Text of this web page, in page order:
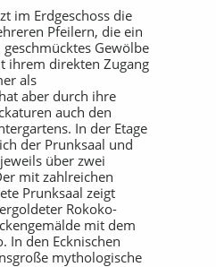
im Erdgeschoss die
Pfeilern, die ein
Gewölbe
ihrem direkten Zugang
als
aber durch ihre
auch den
In der Etage
der Prunksaal und
über zwei
mit zahlreichen
Prunksaal zeigt
Rokoko-
mit dem
In den Ecknischen
mythologische